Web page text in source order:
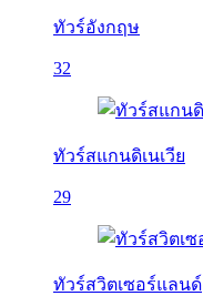
ทัวร์อังกฤษ
32
ทัวร์สแกนดิเนเวีย
29
ทัวร์สวิตเซอร์แลนด์